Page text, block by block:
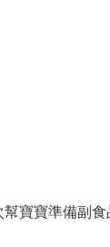
寶寶準備副食